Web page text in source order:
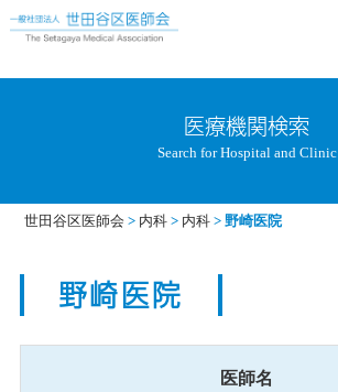
医療機関検索
Search for Hospital and Clinic
世田谷区医師会 > 内科 > 内科 > 野崎医院
野崎医院
医師名